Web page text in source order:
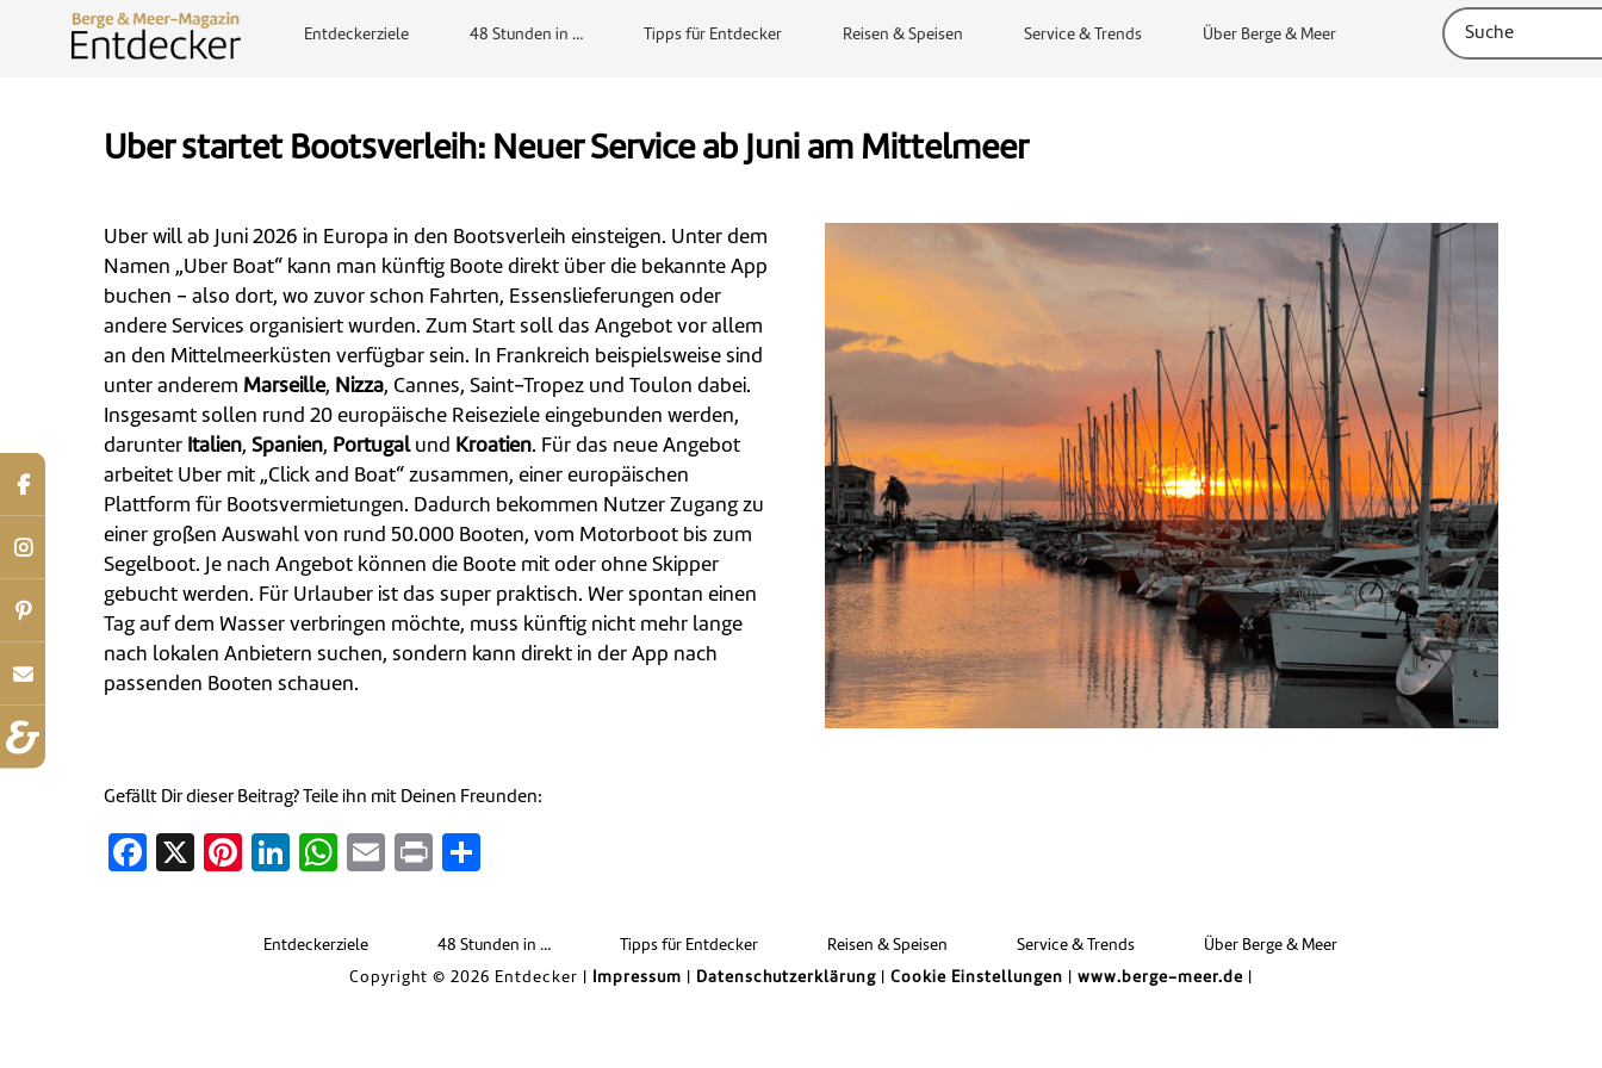
Entdeckerziele 48 Stunden in … Tipps für Entdecker Reisen & Speisen Service & Trends Über Berge & Meer
Uber startet Bootsverleih: Neuer Service ab Juni am Mittelmeer
Uber will ab Juni 2026 in Europa in den Bootsverleih einsteigen. Unter dem
Namen „Uber Boat“ kann man künftig Boote direkt über die bekannte App
buchen - also dort, wo zuvor schon Fahrten, Essenslieferungen oder
andere Services organisiert wurden. Zum Start soll das Angebot vor allem
an den Mittelmeerküsten verfügbar sein. In Frankreich beispielsweise sind
unter anderem Marseille, Nizza, Cannes, Saint-Tropez und Toulon dabei.
Insgesamt sollen rund 20 europäische Reiseziele eingebunden werden,
darunter Italien, Spanien, Portugalund Kroatien. Für das neue Angebot
arbeitet Uber mit „Click and Boat“ zusammen, einer europäischen
Plattform für Bootsvermietungen. Dadurch bekommen Nutzer Zugang zu
einer großen Auswahl von rund 50.000 Booten, vom Motorboot bis zum
Segelboot. Je nach Angebot können die Boote mit oder ohne Skipper
gebucht werden. Für Urlauber ist das super praktisch. Wer spontan einen
Tag auf dem Wasser verbringen möchte, muss künftig nicht mehr lange
nach lokalen Anbietern suchen, sondern kann direkt in der App nach
passenden Booten schauen.
Gefällt Dir dieser Beitrag? Teile ihn mit Deinen Freunden:
Facebook
X Pinterest
LinkedIn
WhatsApp
EmailPrint
Entdeckerziele 48 Stunden in … Tipps für Entdecker Reisen & Speisen Service & Trends Über Berge & Meer
Copyright © 2026 Entdecker | Impressum Datenschutzerklärung Cookie Einstellungen www.berge-meer.de